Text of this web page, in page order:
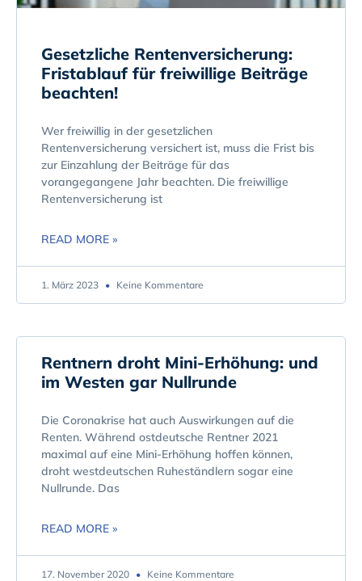
Gesetzliche Rentenversicherung:
Fristablauf für freiwillige Beiträge
beachten!
Wer freiwillig in der gesetzlichen
Rentenversicherung versichert ist, muss die Frist bis
zur Einzahlung der Beiträge für das
vorangegangene Jahr beachten. Die freiwillige
Rentenversicherung ist
READ MORE »
1. März 2023 Keine Kommentare
Rentnern droht Mini-Erhöhung: und
im Westen gar Nullrunde
Die Coronakrise hat auch Auswirkungen auf die
Renten. Während ostdeutsche Rentner 2021
maximal auf eine Mini-Erhöhung hoffen können,
droht westdeutschen Ruheständlern sogar eine
Nullrunde. Das
READ MORE »
17. November 2020 Keine Kommentare